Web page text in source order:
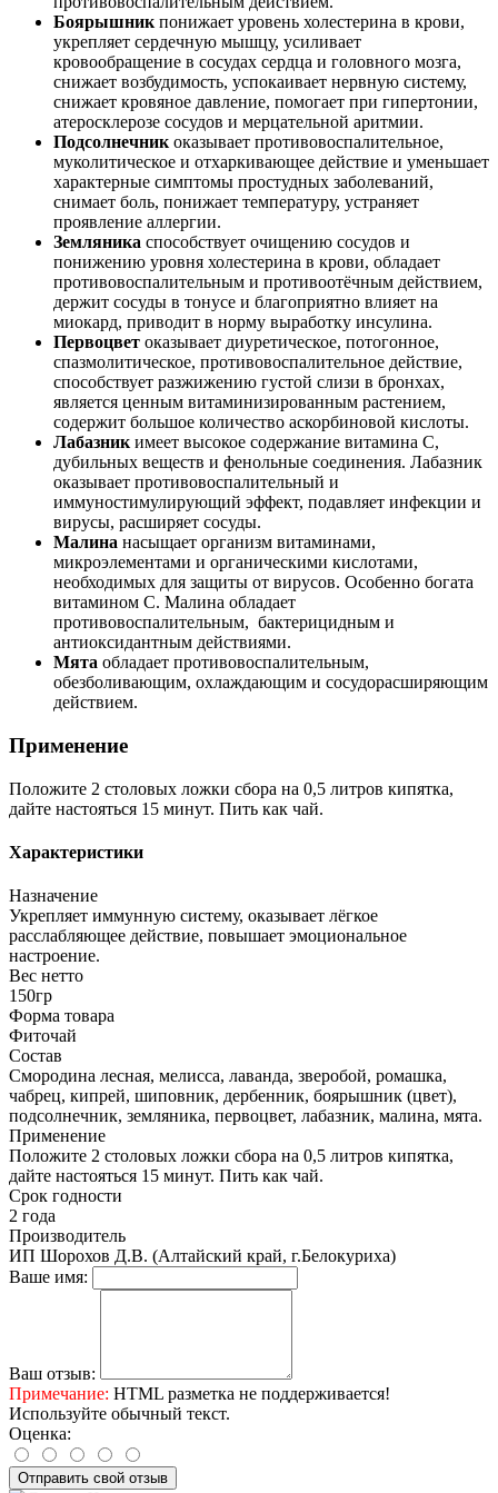
Боярышник понижает уровень холестерина в крови,
укрепляет сердечную мышцу, усиливает
кровообращение в сосудах сердца и головного мозга,
снижает возбудимость, успокаивает нервную систему,
снижает кровяное давление, помогает при гипертонии,
атеросклерозе сосудов и мерцательной аритмии.
Подсолнечник оказывает противовоспалительное,
муколитическое и отхаркивающее действие и уменьшает
характерные симптомы простудных заболеваний,
снимает боль, понижает температуру, устраняет
проявление аллергии.
Земляника способствует очищению сосудов и
понижению уровня холестерина в крови, обладает
противовоспалительным и противоотёчным действием,
держит сосуды в тонусе и благоприятно влияет на
миокард, приводит в норму выработку инсулина.
Первоцвет оказывает диуретическое, потогонное,
спазмолитическое, противовоспалительное действие,
способствует разжижению густой слизи в бронхах,
является ценным витаминизированным растением,
содержит большое количество аскорбиновой кислоты.
Лабазник имеет высокое содержание витамина С,
дубильных веществ и фенольные соединения. Лабазник
оказывает противовоспалительный и
иммуностимулирующий эффект, подавляет инфекции и
вирусы, расширяет сосуды.
Малина насыщает организм витаминами,
микроэлементами и органическими кислотами,
необходимых для защиты от вирусов. Особенно богата
витамином С. Малина обладает
противовоспалительным, бактерицидным и
антиоксидантным действиями.
Мята обладает противовоспалительным,
обезболивающим, охлаждающим и сосудорасширяющим
действием.
Применение
Положите 2 столовых ложки сбора на 0,5 литров кипятка,
дайте настояться 15 минут. Пить как чай.
Характеристики
Назначение
Укрепляет иммунную систему, оказывает лёгкое
расслабляющее действие, повышает эмоциональное
настроение.
Вес нетто
150гр
Форма товара
Фиточай
Состав
Смородина лесная, мелисса, лаванда, зверобой, ромашка,
чабрец, кипрей, шиповник, дербенник, боярышник (цвет),
подсолнечник, земляника, первоцвет, лабазник, малина, мята.
Применение
Положите 2 столовых ложки сбора на 0,5 литров кипятка,
дайте настояться 15 минут. Пить как чай.
Срок годности
2 года
Производитель
ИП Шорохов Д.В. (Алтайский край, г.Белокуриха)
Ваше имя:
Ваш отзыв:
Примечание: HTML разметка не поддерживается!
Используйте обычный текст.
Оценка:
Отправить свой отзыв